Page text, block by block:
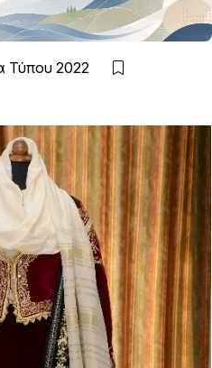
Τύπου 2022